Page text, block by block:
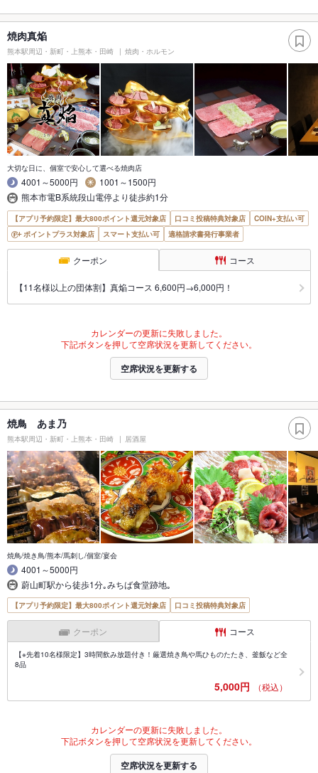
焼肉真焔
熊本駅周辺・新町・上熊本・田崎 焼肉・ホルモン
大切な日に、個室で安心して選べる焼肉店
4001～5000円
1001～1500円
熊本市電B系統段山電停より徒歩約1分
【アプリ予約限定】最大800ポイント還元対象店 口コミ投稿特典対象店
COIN+支払い可
ポイントプラス対象店
スマート支払い可 適格請求書発行事業者
クーポン コース
【11名様以上の団体割】真焔コース 6,600円→6,000円！
カレンダーの更新に失敗しました。
下記ボタンを押して空席状況を更新してください。
空席状況を更新する
焼鳥 あま乃
熊本駅周辺・新町・上熊本・田崎 居酒屋
焼鳥/焼き鳥/熊本/馬刺し/個室/宴会
4001～5000円
蔚山町駅から徒歩1分｡みちば食堂跡地｡
【アプリ予約限定】最大800ポイント還元対象店 口コミ投稿特典対象店
クーポン コース
【※先着10名様限定】3時間飲み放題付き！厳選焼き鳥や馬ひものたたき、釜飯など全
8品
5,000円 （税込）
カレンダーの更新に失敗しました。
下記ボタンを押して空席状況を更新してください。
空席状況を更新する